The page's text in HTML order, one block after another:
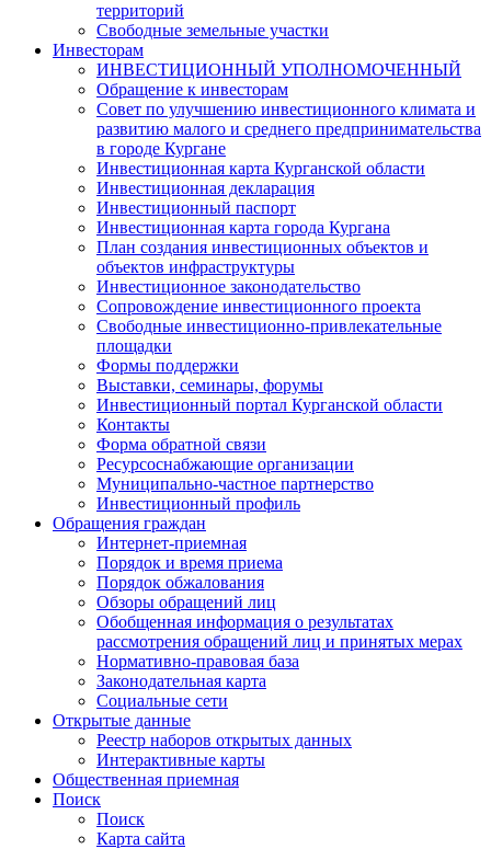
территорий
Свободные земельные участки
Инвесторам
ИНВЕСТИЦИОННЫЙ УПОЛНОМОЧЕННЫЙ
Обращение к инвесторам
Совет по улучшению инвестиционного климата и
развитию малого и среднего предпринимательства
в городе Кургане
Инвестиционная карта Курганской области
Инвестиционная декларация
Инвестиционный паспорт
Инвестиционная карта города Кургана
План создания инвестиционных объектов и
объектов инфраструктуры
Инвестиционное законодательство
Сопровождение инвестиционного проекта
Свободные инвестиционно-привлекательные
площадки
Формы поддержки
Выставки, семинары, форумы
Инвестиционный портал Курганской области
Контакты
Форма обратной связи
Ресурсоснабжающие организации
Муниципально-частное партнерство
Инвестиционный профиль
Обращения граждан
Интернет-приемная
Порядок и время приема
Порядок обжалования
Обзоры обращений лиц
Обобщенная информация о результатах
рассмотрения обращений лиц и принятых мерах
Нормативно-правовая база
Законодательная карта
Социальные сети
Открытые данные
Реестр наборов открытых данных
Интерактивные карты
Общественная приемная
Поиск
Поиск
Карта сайта